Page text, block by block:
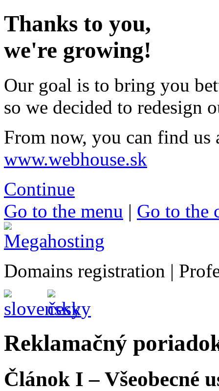
Thanks to you,
we're growing!
Our goal is to bring you
so we decided to redesign
From now, you can find us
www.webhouse.sk
Continue
Go to the menu | Go to the
Domains registration |
Reklamačný
Článok I – Všeobecné